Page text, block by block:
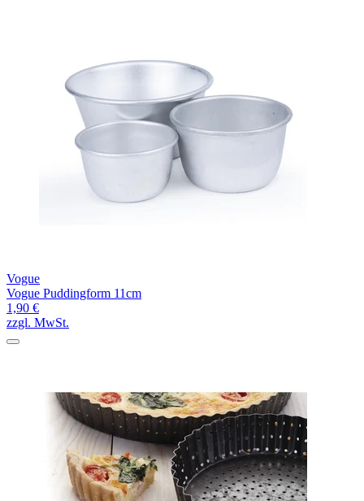
Vogue
Vogue Puddingform 11cm
1,90 €
zzgl. MwSt.